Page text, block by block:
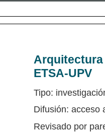
Arquitectura
ETSA-UPV
Tipo:
Difusión: acceso
Revisado por